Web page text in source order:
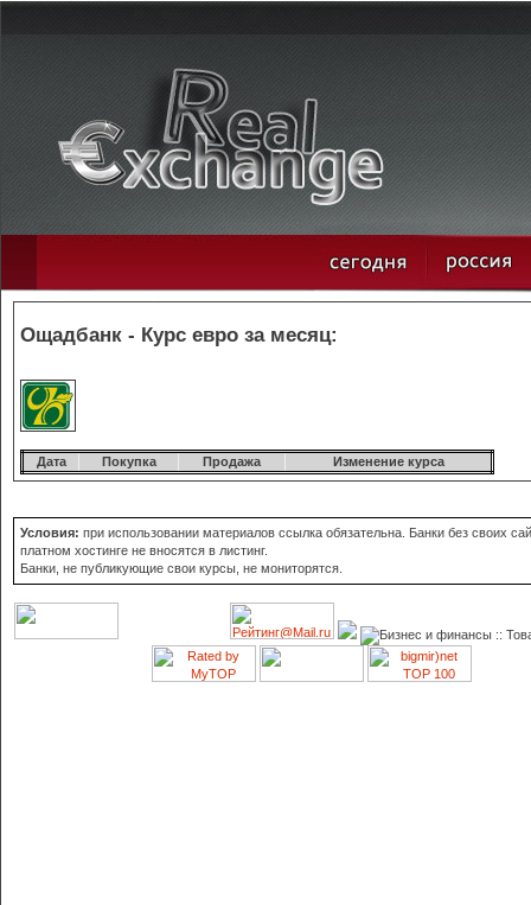
Ощадбанк - Курс евро за месяц:
Дата Покупка Продажа Изменение курса
Условия: при использовании материалов ссылка обязательна. Банки без своих
платном хостинге не вносятся в листинг.
Банки, не публикующие свои курсы, не мониторятся.